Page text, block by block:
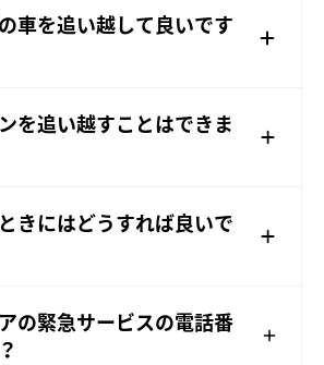
車を追い越して良いです
を追い越すことはできま
きにはどうすれば良いで
の緊急サービスの電話番